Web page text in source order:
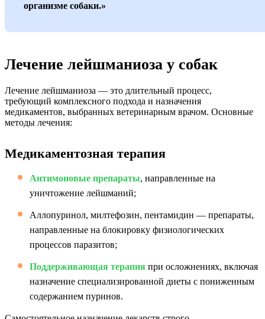
организме собаки.»
Лечение лейшманиоза у собак
Лечение лейшманиоза — это длительный процесс,
требующий комплексного подхода и назначения
медикаментов, выбранных ветеринарным врачом. Основные
методы лечения:
Медикаментозная терапия
Антимоновые препараты, направленные на
уничтожение лейшманий;
Аллопуринол, милтефозин, пентамидин — препараты,
направленные на блокировку физиологических
процессов паразитов;
Поддерживающая терапия при осложнениях, включая
назначение специализированной диеты с пониженным
содержанием пуринов.